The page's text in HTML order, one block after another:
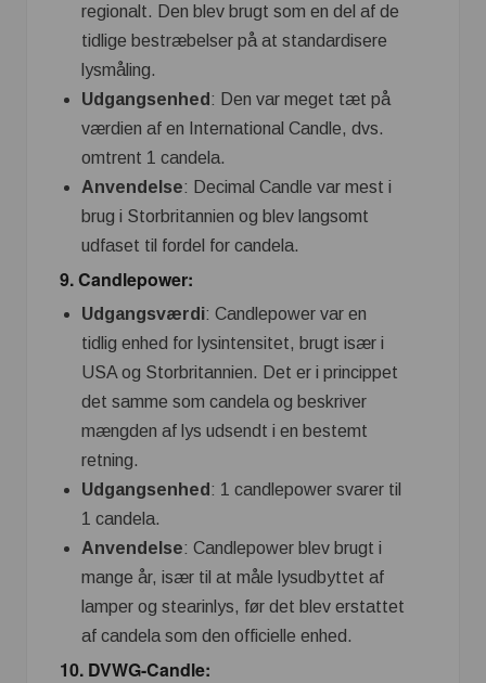
regionalt. Den blev brugt som en del af de
tidlige bestræbelser på at standardisere
lysmåling.
Udgangsenhed : Den var meget tæt på
værdien af en International Candle, dvs.
omtrent 1 candela.
Anvendelse: Decimal Candle var mest i
brug i Storbritannien og blev langsomt
udfaset til fordel for candela.
9.Candlepower:
Udgangsværdi: Candlepower var en
tidlig enhed for lysintensitet, brugt især i
USA og Storbritannien. Det er i princippet
det samme som candela og beskriver
mængden af lys udsendt i en bestemt
retning.
Udgangsenhed : 1 candlepower svarer til
1 candela.
Anvendelse: Candlepower blev brugt i
mange år, især til at måle lysudbyttet af
lamper og stearinlys, før det blev erstattet
af candela som den officielle enhed.
10. DVWG-Candle: